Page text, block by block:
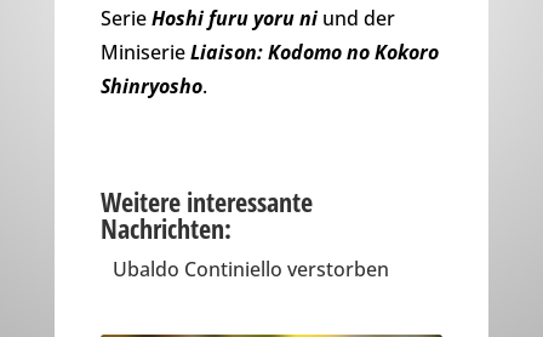
SerieHoshi furu yoru niund der
MiniserieLiaison: Kodomo no Kokoro
Shinryosho.
Weitere interessante
Nachrichten:
Ubaldo Continiello verstorben